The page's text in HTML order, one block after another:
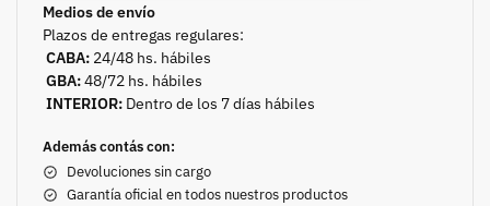
Medios de envío
Plazos de entregas regulares:
CABA: 24/48 hs. hábiles
GBA:48/72 hs. hábiles
INTERIOR:Dentro de los 7 días hábiles
Además contás con:
Devoluciones sin cargo
Garantía oficial en todos nuestros productos